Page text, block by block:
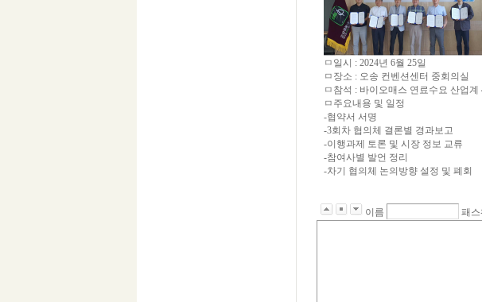
ㅁ일시 : 2024년 6월 25일
ㅁ장소 : 오송 컨벤션센터 중회의실
ㅁ참석 : 바이오매스 연료수요 산업
ㅁ주요내용 및 일정
-협약서 서명
-3회차 협의체 결론별 경과보고
-이행과제 토론 및 시장 정보 교류
-참여사별 발언 정리
-차기 협의체 논의방향 설정 및 폐회
이름 패스